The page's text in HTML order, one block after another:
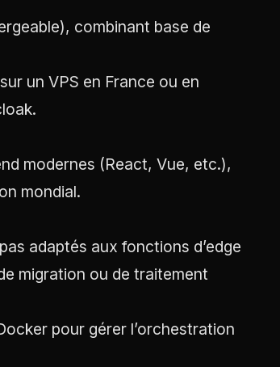
combinant base de
un VPS en France ou en
modernes (React, Vue, etc.),
mondial.
adaptés aux fonctions d’edge
migration ou de traitement
pour gérer l’orchestration